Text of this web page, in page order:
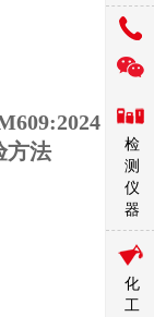
汽
方法
检
测
仪
器
化
工